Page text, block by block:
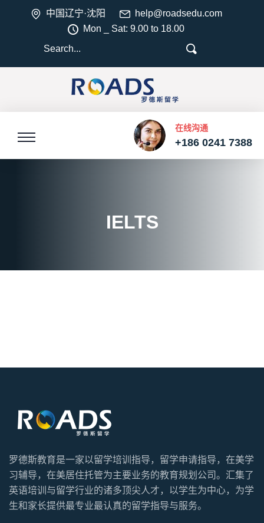
中国辽宁·沈阳
help@roadsedu.com
Mon _ Sat: 9.00 to 18.00
在线沟通
+186 0241 7388
IELTS
罗德斯教育是一家以留学培训指导，留学申请指导，在美学
习辅导，在美居住托管为主要业务的教育规划公司。汇集了
英语培训与留学行业的诸多顶尖人才，以学生为中心，为学
生和家长提供最专业最认真的留学指导与服务。